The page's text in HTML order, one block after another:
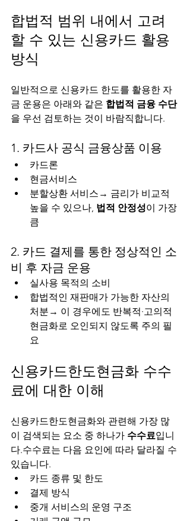
합법적 범위 내에서 고려
할 수 있는 신용카드 활용
방식
일반적으로 신용카드 한도를 활용한 자
금 운용은 아래와 같은 합법적 금융 수단
을 우선 검토하는 것이 바람직합니다.
1. 카드사 공식 금융상품 이용
카드론
현금서비스
분할상환 서비스→ 금리가 비교적
높을 수 있으나, 법적 안정성이 가장
큼
2. 카드 결제를 통한 정상적인 소
비 후 자금 운용
실사용 목적의 소비
합법적인 재판매가 가능한 자산의
처분→ 이 경우에도 반복적·고의적
현금화로 오인되지 않도록 주의 필
요
신용카드한도현금화 수수
료에 대한 이해
신용카드한도현금화와 관련해 가장 많
이 검색되는 요소 중 하나가 수수료입니
다.수수료는 다음 요인에 따라 달라질 수
있습니다.
카드 종류 및 한도
결제 방식
중개 서비스의 운영 구조